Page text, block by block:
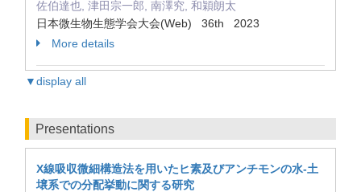
佐伯達也, 津田宗一郎, 南澤究, 和穎朗太
日本微生物生態学会大会(Web) 36th 2023
More details
▼display all
Presentations
X線吸収微細構造法を用いたヒ素及びアンチモンの水‐土
壌系での分配挙動に関する研究